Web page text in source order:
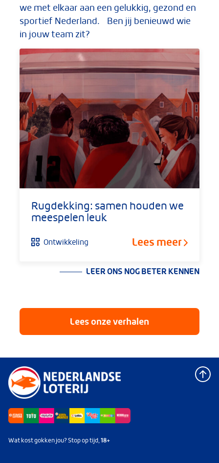
we met elkaar aan een gelukkig, gezond en
sportief Nederland. Ben jij benieuwd wie
in jouw team zit?
Lees onze verhalen
Rugdekking: samen houden we
meespelen leuk
Ontwikkeling Lees meer
LEER ONS NOG BETER KENNEN
Wat kost gokken jou? Stop op tijd,18+